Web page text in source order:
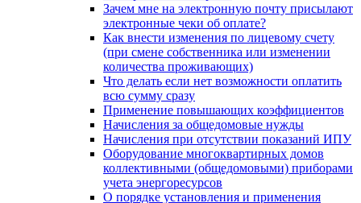
Зачем мне на электронную почту присылают
электронные чеки об оплате?
Как внести изменения по лицевому счету
(при смене собственника или изменении
количества проживающих)
Что делать если нет возможности оплатить
всю сумму сразу
Применение повышающих коэффициентов
Начисления за общедомовые нужды
Начисления при отсутствии показаний ИПУ
Оборудование многоквартирных домов
коллективными (общедомовыми) приборами
учета энергоресурсов
О порядке установления и применения